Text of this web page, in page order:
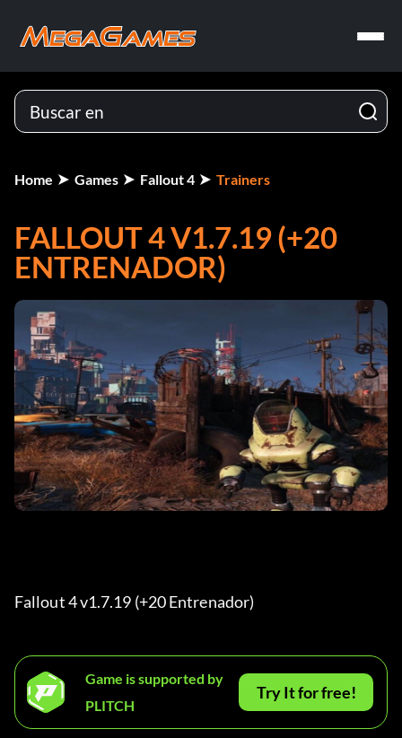
Home Games Fallout 4 Trainers
FALLOUT 4 V1.7.19 (+20
ENTRENADOR)
Fallout 4 v1.7.19 (+20 Entrenador)
Game is supported by
PLITCH
Try It for free!